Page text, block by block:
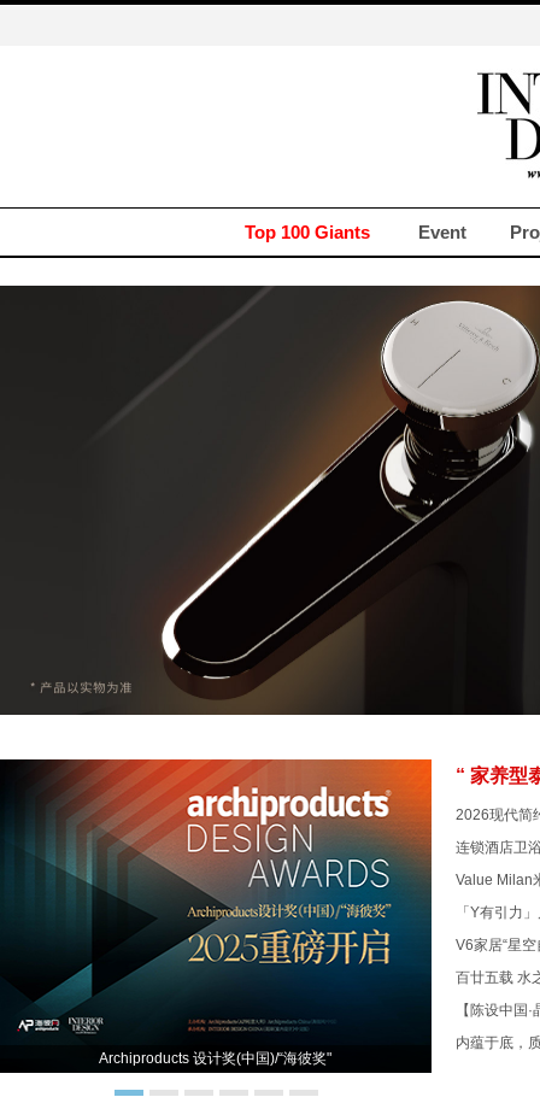
Top 100 Giants Event
Archiproducts 设计奖(中国)/“海彼奖"
3 4 5 6
“ 家养型
2026现代简
连锁酒店卫
Value Milan
「Y有引力
V6家居“星
百廿五载 水
【陈设中国
内蕴于底，